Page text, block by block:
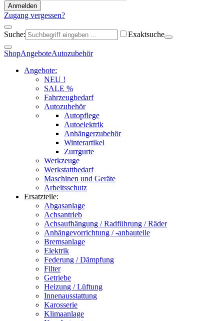
Anmelden
Zugang vergessen?
Suche: Exaktsuche
ShopAngeboteAutozubehör
Angebote:
NEU !
SALE %
Fahrzeugbedarf
Autozubehör
Autopflege
Autoelektrik
Anhängerzubehör
Winterartikel
Zurrgurte
Werkzeuge
Werkstattbedarf
Maschinen und Geräte
Arbeitsschutz
Ersatzteile:
Abgasanlage
Achsantrieb
Achsaufhängung / Radführung / Räder
Anhängevorrichtung / -anbauteile
Bremsanlage
Elektrik
Federung / Dämpfung
Filter
Getriebe
Heizung / Lüftung
Innenausstattung
Karosserie
Klimaanlage